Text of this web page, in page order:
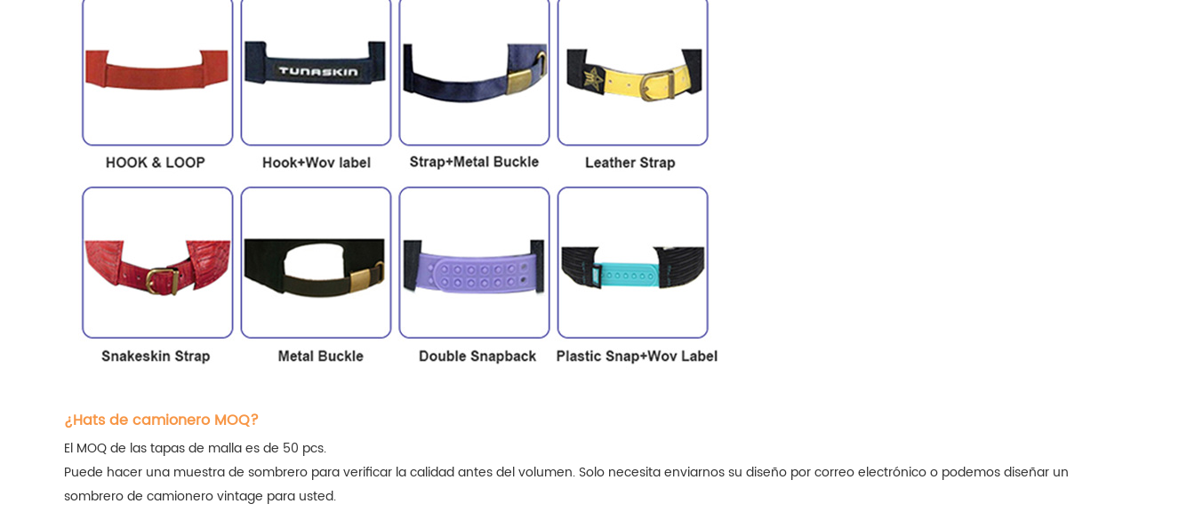
¿Hats de camionero MOQ?
El MOQ de las tapas de malla es de 50 pcs.
Puede hacer una muestra de sombrero para verificar la calidad antes del volumen. Solo necesita enviarnos su diseño por correo electrónico o podemos diseñar un
sombrero de camionero vintage para usted.